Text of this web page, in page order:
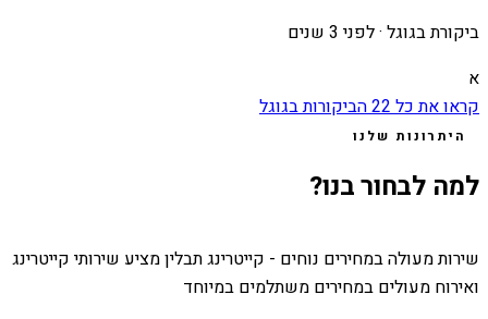
ביקורת בגוגל ·לפני 3 שנים
א
קראו את כל 22הביקורות בגוגל
היתרונות שלנו
למה לבחור בנו?
שירות מעולה במחירים נוחים - קייטרינג תבלין מציע שירותי קייטרינג
ואירוח מעולים במחירים משתלמים במיוחד